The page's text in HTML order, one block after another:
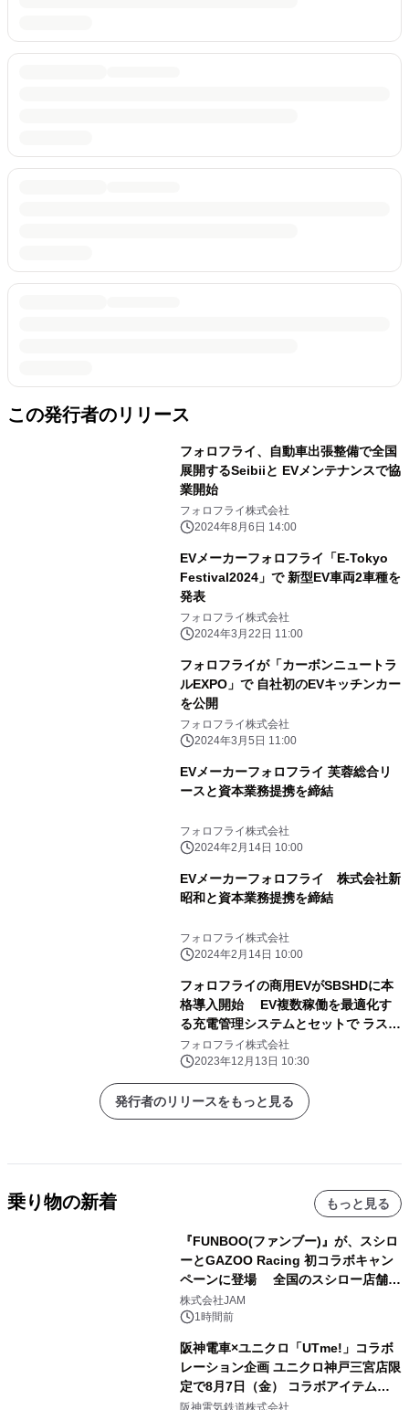
この発行者のリリース
フォロフライ、自動車出張整備で全国
展開するSeibiiと EVメンテナンスで協
業開始
フォロフライ株式会社
2024年8月6日 14:00
EVメーカーフォロフライ「E-Tokyo
Festival2024」で 新型EV車両2車種を
発表
フォロフライ株式会社
2024年3月22日 11:00
フォロフライが「カーボンニュートラ
ルEXPO」で 自社初のEVキッチンカー
を公開
フォロフライ株式会社
2024年3月5日 11:00
EVメーカーフォロフライ 芙蓉総合リ
ースと資本業務提携を締結
フォロフライ株式会社
2024年2月14日 10:00
EVメーカーフォロフライ 株式会社新
昭和と資本業務提携を締結
フォロフライ株式会社
2024年2月14日 10:00
フォロフライの商用EVがSBSHDに本
格導入開始 EV複数稼働を最適化す
る充電管理システムとセットで ラスト
ワンマイル配送の脱炭素化を加速
フォロフライ株式会社
2023年12月13日 10:30
発行者のリリースをもっと見る
乗り物の新着 もっと見る
『FUNBOO(ファンブー)』が、スシロ
ーとGAZOO Racing 初コラボキャン
ペーンに登場 全国のスシロー店舗で
GR 4車種の FUNBOO(ミニカー)付き
メニューが展開されます
株式会社JAM
1時間前
阪神電車×ユニクロ「UTme!」コラボ
レーション企画 ユニクロ神戸三宮店限
定で8月7日（金） コラボアイテムが
発売決定！
阪神電気鉄道株式会社